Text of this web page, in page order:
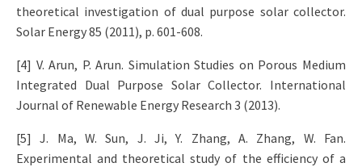
theoretical investigation of dual purpose solar collector.
Solar Energy 85 (2011), p. 601-608.
[4] V. Arun, P. Arun. Simulation Studies on Porous Medium
Integrated Dual Purpose Solar Collector. International
Journal of Renewable Energy Research 3 (2013).
[5] J. Ma, W. Sun, J. Ji, Y. Zhang, A. Zhang, W. Fan.
Experimental and theoretical study of the efficiency of a